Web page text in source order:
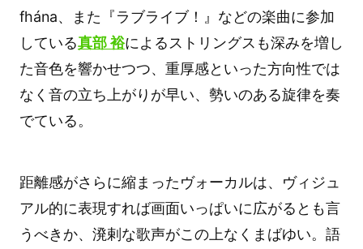
fhána、また『ラブライブ！』などの楽曲に参加
している真部 裕によるストリングスも深みを増し
た音色を響かせつつ、重厚感といった方向性では
なく音の立ち上がりが早い、勢いのある旋律を奏
でている。
距離感がさらに縮まったヴォーカルは、ヴィジュ
アル的に表現すれば画面いっぱいに広がるとも言
うべきか、溌剌な歌声がこの上なくまばゆい。語